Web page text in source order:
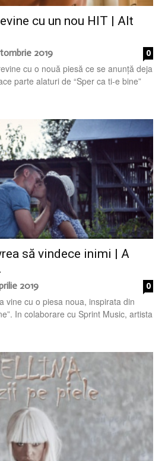
cu un nou HIT | Alt
2019 0
cu o nouă piesă ce se anunță deja
parte alaturi de “Sper ca ti-e bine”
să vindece inimi | A
2019 0
vine cu o piesa noua, inspirata din
In colaborare cu Sprint Music, artista